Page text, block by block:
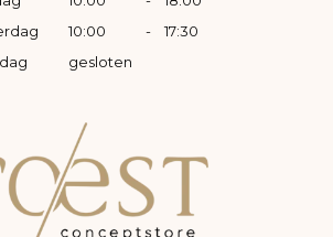
10:00 -
17:30
gesloten